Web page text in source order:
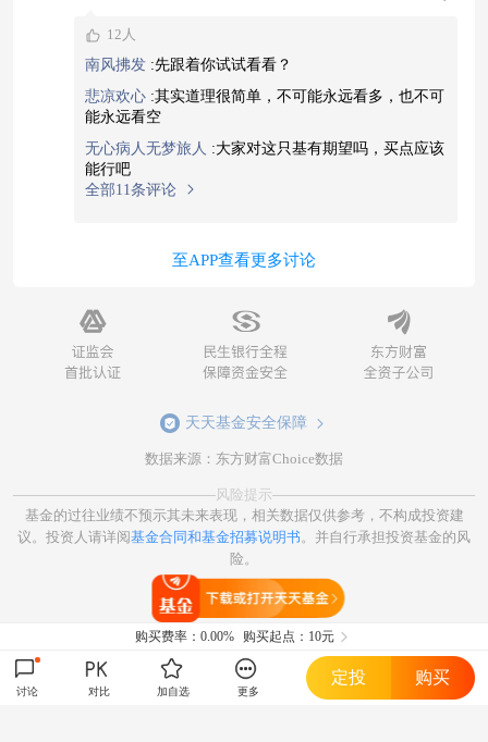
术ETF联接C$（025316）就很有机会，科创信息指
数昨天涨了3%，今天又要涨2%，近一周涨了3.
7%，相比创业板指跌1.6%形成鲜明对比，这个指
12人
南风拂发 :先跟着你试试看看？
悲凉欢心 :其实道理很简单，不可能永远看多，也不可
能永远看空
无心病人无梦旅人 :大家对这只基有期望吗，买点应该
能行吧
全部11条评论
至APP查看更多讨论
天天基金安全保障
数据来源：东方财富Choice数据
风险提示
基金的过往业绩不预示其未来表现，相关数据仅供参考，不构成投资建
议。投资人请详阅基金合同和基金招募说明书。并自行承担投资基金的风
险。
购买费率： 0.00% 购买起点：10元
讨论 对比 加自选 更多
定投 购买
打开天天基金